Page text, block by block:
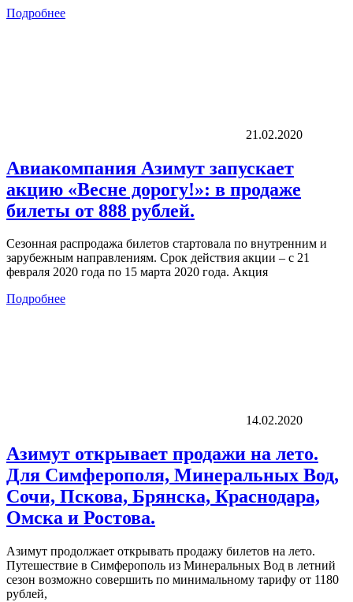
Подробнее
21.02.2020
Авиакомпания Азимут запускает
акцию «Весне дорогу!»: в продаже
билеты от 888 рублей.
Сезонная распродажа билетов стартовала по внутренним и
зарубежным направлениям. Срок действия акции – с 21
февраля 2020 года по 15 марта 2020 года. Акция
Подробнее
14.02.2020
Азимут открывает продажи на лето.
Для Симферополя, Минеральных Вод,
Сочи, Пскова, Брянска, Краснодара,
Омска и Ростова.
Азимут продолжает открывать продажу билетов на лето.
Путешествие в Симферополь из Минеральных Вод в летний
сезон возможно совершить по минимальному тарифу от 1180
рублей,